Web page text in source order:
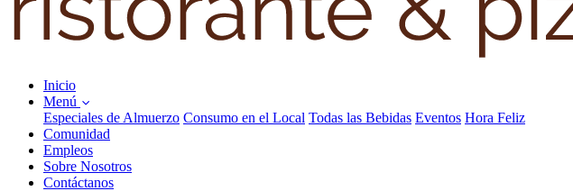
Inicio
Menú
Especiales de Almuerzo Consumo en el Local Todas las Bebidas Eventos Hora Feliz
Comunidad
Empleos
Sobre Nosotros
Contáctanos